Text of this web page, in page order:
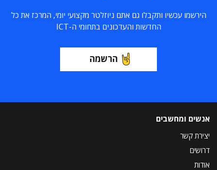
הירשמו עכשיו ותקבלו גם אתם ניוזלטר מקצועי יומי, המרכז את כל
החדשות והעדכונים בתחומי ה-ICT
הרשמה
אנשים ומחשבים
יצירת קשר
דרושים
אודות